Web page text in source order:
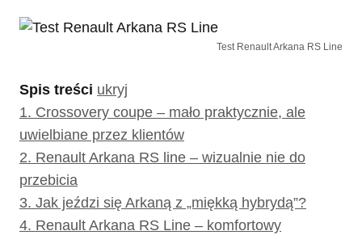
Test Renault Arkana RS Line
Spis treści ukryj
1. Crossovery coupe – mało praktycznie, ale
uwielbiane przez klientów
2. Renault Arkana RS line – wizualnie nie do
przebicia
3. Jak jeździ się Arkaną z „miękką hybrydą”?
4. Renault Arkana RS Line – komfortowy